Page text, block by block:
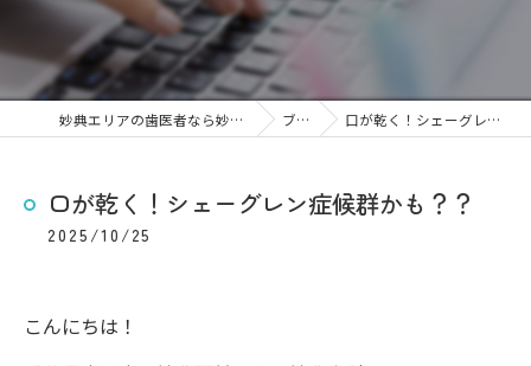
妙典エリアの歯医者なら妙典歯科Nクリニック ブログ 口が乾く！シェーグレン症候群かも？？
口が乾く！シェーグレン症候群かも？？
2025/10/25
こんにちは！